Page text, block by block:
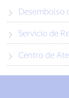
Desembolso
Servicio de
Centro de